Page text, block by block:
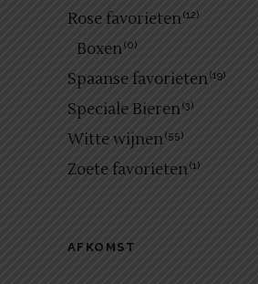
Rose favorieten(12)
Boxen(0)
Spaanse favorieten(19)
Speciale Bieren(3)
Witte wijnen(55)
Zoete favorieten(1)
AFKOMST